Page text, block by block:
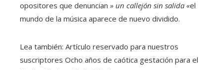
opositores que denuncian » un callejón sin salida «el
mundo de la música aparece de nuevo dividido.
Lea también: Artículo reservado para nuestros
suscriptores Ocho años de caótica gestación para el